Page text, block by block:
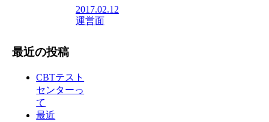
2017.02.12
運営面
最近の投稿
CBTテスト
センターっ
て
最近